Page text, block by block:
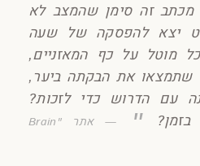
זה סימן שהמצב לא
יצא להפסקה של שעה
מוטל על כף המאזניים,
שתמצאו את הבקתה ביער,
עם הדרוש כדי לזכות?
אתר "Brain